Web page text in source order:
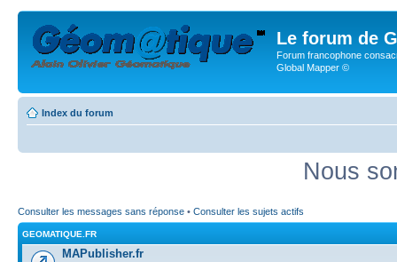
Le forum de
Forum francophone
Global Mapper ©
Index du forum
Nous
Consulter les messages sans réponse • Consulter les sujets actifs
GEOMATIQUE.FR
MAPublisher.fr